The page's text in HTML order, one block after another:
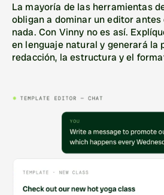
La mayoría de las herramientas
obligan a dominar un editor
nada. Con Vinny no es así.
en lenguaje natural y generará la
redacción, la estructura y el